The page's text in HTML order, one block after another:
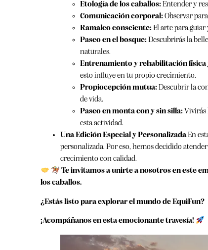
Etología de los caballos:Entender y
Comunicación corporal:Observar
Ramaleo consciente:El arte para guiar
Paseo en el bosque:Descubrirás la
naturales.
Entrenamiento y rehabilitación física
esto influye en tu propio crecimiento.
Propiocepción mutua:Descubrir la
de vida.
Paseo en monta con y sin silla: Vivirás
esta actividad.
Una Edición Especial y PersonalizadaEn
personalizada. Por eso, hemos decidido
crecimiento con calidad.
Te invitamos a unirte a nosotros en este
los caballos.
¿Estás listo para explorar el mundo de EquiFun?
¡Acompáñanos en esta emocionante travesía!